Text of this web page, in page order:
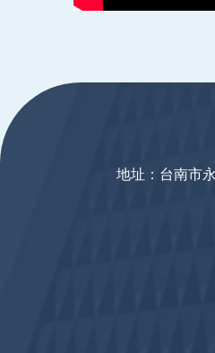
地址：台南市